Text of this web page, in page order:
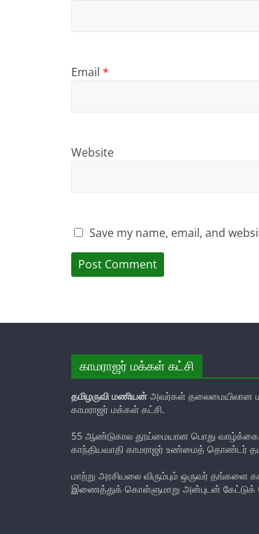
Email *
Website
Save my name, email, and
காமராஜர் மக்கள் கட்சி
தமிழருவி மணியன் அவர்கள் தலைமையிலான
காமராஜர் மக்கள் கட்சி.
55 ஆண்டுகால தூய்மையான பொது
காந்தியவாதி காமராஜர் உண்மைத் தொண்டர்
மாற்று அரசியலை விரும்பும் ஒருவர் தங்களை
இணைத்துக் கொள்ளுமாறு அன்புடன்